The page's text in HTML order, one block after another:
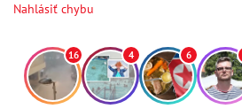
Nahlásiť chybu
16 4 6